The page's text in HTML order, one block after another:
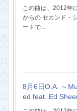
この曲は、2012年
からの セカンド・
ートで...
8月6日O.A. ～
ed feat. Ed